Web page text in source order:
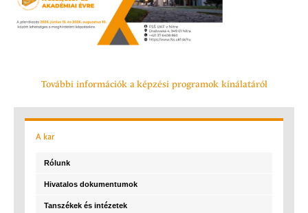
További információk a képzési programok kínálatáról
A kar
Rólunk
Hivatalos dokumentumok
Tanszékek és intézetek